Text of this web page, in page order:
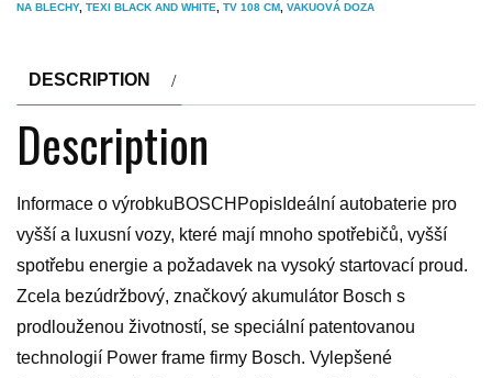
NA BLECHY, TEXI BLACK AND WHITE TV 108 CM VAKUOVÁ DOZA
DESCRIPTION
Description
Informace o výrobkuBOSCHPopisIdeální autobaterie pro
vyšší a luxusní vozy, které mají mnoho spotřebičů, vyšší
spotřebu energie a požadavek na vysoký startovací proud.
Zcela bezúdržbový, značkový akumulátor Bosch s
prodlouženou životností, se speciální patentovanou
technologií Power frame firmy Bosch. Vylepšené